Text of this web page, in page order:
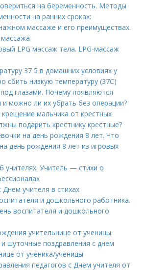
на беременность. Методы
на ранних сроках:
массаже и его преимуществах.
LPG массаж тела. LPG-массаж
37 5 в домашних условиях у
сбить низкую температуру (37С)
глазами. Почему появляются
можно ли их убрать без операции?
мальчика от крестных
подарить крестнику крестные?
на день рождения 8 лет. Что
день рождения 8 лет из игровых
учителях. Учитель — стихи о
Днем учителя в стихах
и дошкольного работника.
воспитателя и дошкольного
учительнице от ученицы.
шуточные поздравления с днем
от ученика/ученицы
педагогов с Днем учителя от